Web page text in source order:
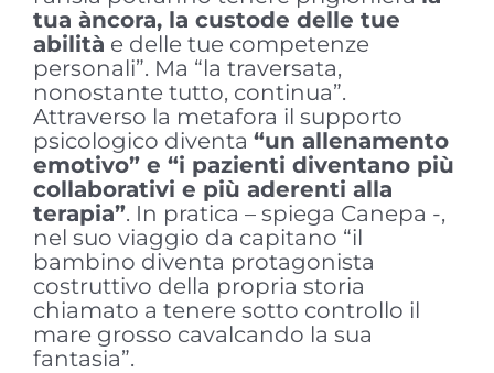
tua àncora, la custode delle tue
abilità e delle tue competenze
personali”. Ma “la traversata,
nonostante tutto, continua”.
Attraverso la metafora il supporto
psicologico diventa “un allenamento
emotivo” e “i pazienti diventano più
collaborativi e più aderenti alla
terapia”. In pratica – spiega Canepa -,
nel suo viaggio da capitano “il
bambino diventa protagonista
costruttivo della propria storia
chiamato a tenere sotto controllo il
mare grosso cavalcando la sua
fantasia”.